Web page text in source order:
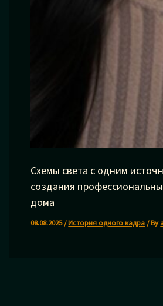
Схемы света с одним
создания
дома
08.08.2025/История одного кадра / By